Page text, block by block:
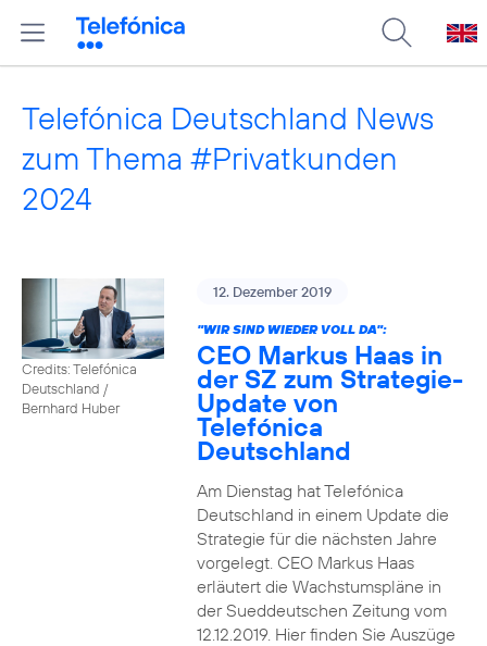
Telefónica Deutschland News
zum Thema #Privatkunden
2024
Credits: Telefónica
Deutschland /
Bernhard Huber
12. Dezember 2019
"WIR SIND WIEDER VOLL DA":
CEO Markus Haas in
der SZ zum Strategie-
Update von
Telefónica
Deutschland
Am Dienstag hat Telefónica
Deutschland in einem Update die
Strategie für die nächsten Jahre
vorgelegt. CEO Markus Haas
erläutert die Wachstumspläne in
der Sueddeutschen Zeitung vom
12.12.2019. Hier finden Sie Auszüge